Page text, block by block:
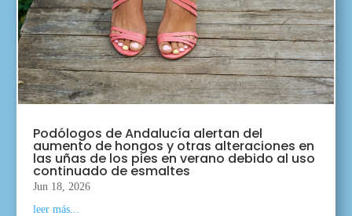
Podólogos de Andalucía alertan del
aumento de hongos y otras alteraciones en
las uñas de los pies en verano debido al uso
continuado de esmaltes
Jun 18, 2026
leer más...